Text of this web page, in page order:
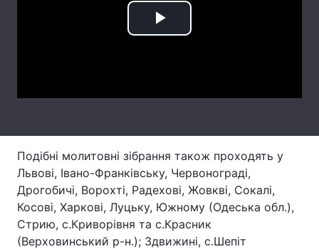
Регіони
Відео з Youtube Статті
Архів Вакансії
Контакти
Послуги
Play
Подібні молитовні зібрання також проходять у
Львові, Івано-Франківську, Червонограді,
Дрогобичі, Ворохті, Радехові, Жовкві, Сокалі,
Косові, Харкові, Луцьку, Южному (Одеська обл.),
Стрию, с.Криворівня та с.Красник
(Верховинський р-н.); Здвижині, с.Шепіт